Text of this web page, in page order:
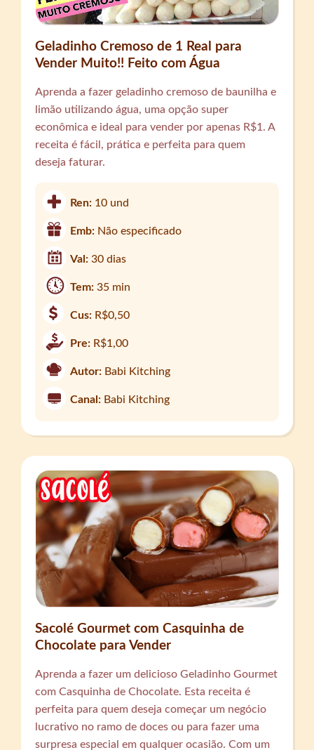
Geladinho Cremoso de 1 Real para
Vender Muito!! Feito com Água
Aprenda a fazer geladinho cremoso de baunilha e
limão utilizando água, uma opção super
econômica e ideal para vender por apenas R$1. A
receita é fácil, prática e perfeita para quem
deseja faturar.
Ren: 10 und
Emb: Não especificado
Val:30 dias
Tem:35 min
Cus: R$0,50
Pre: R$1,00
Autor: Babi Kitching
Canal: Babi Kitching
Sacolé Gourmet com Casquinha de
Chocolate para Vender
Aprenda a fazer um delicioso Geladinho Gourmet
com Casquinha de Chocolate. Esta receita é
perfeita para quem deseja começar um negócio
lucrativo no ramo de doces ou para fazer uma
surpresa especial em qualquer ocasião. Com um